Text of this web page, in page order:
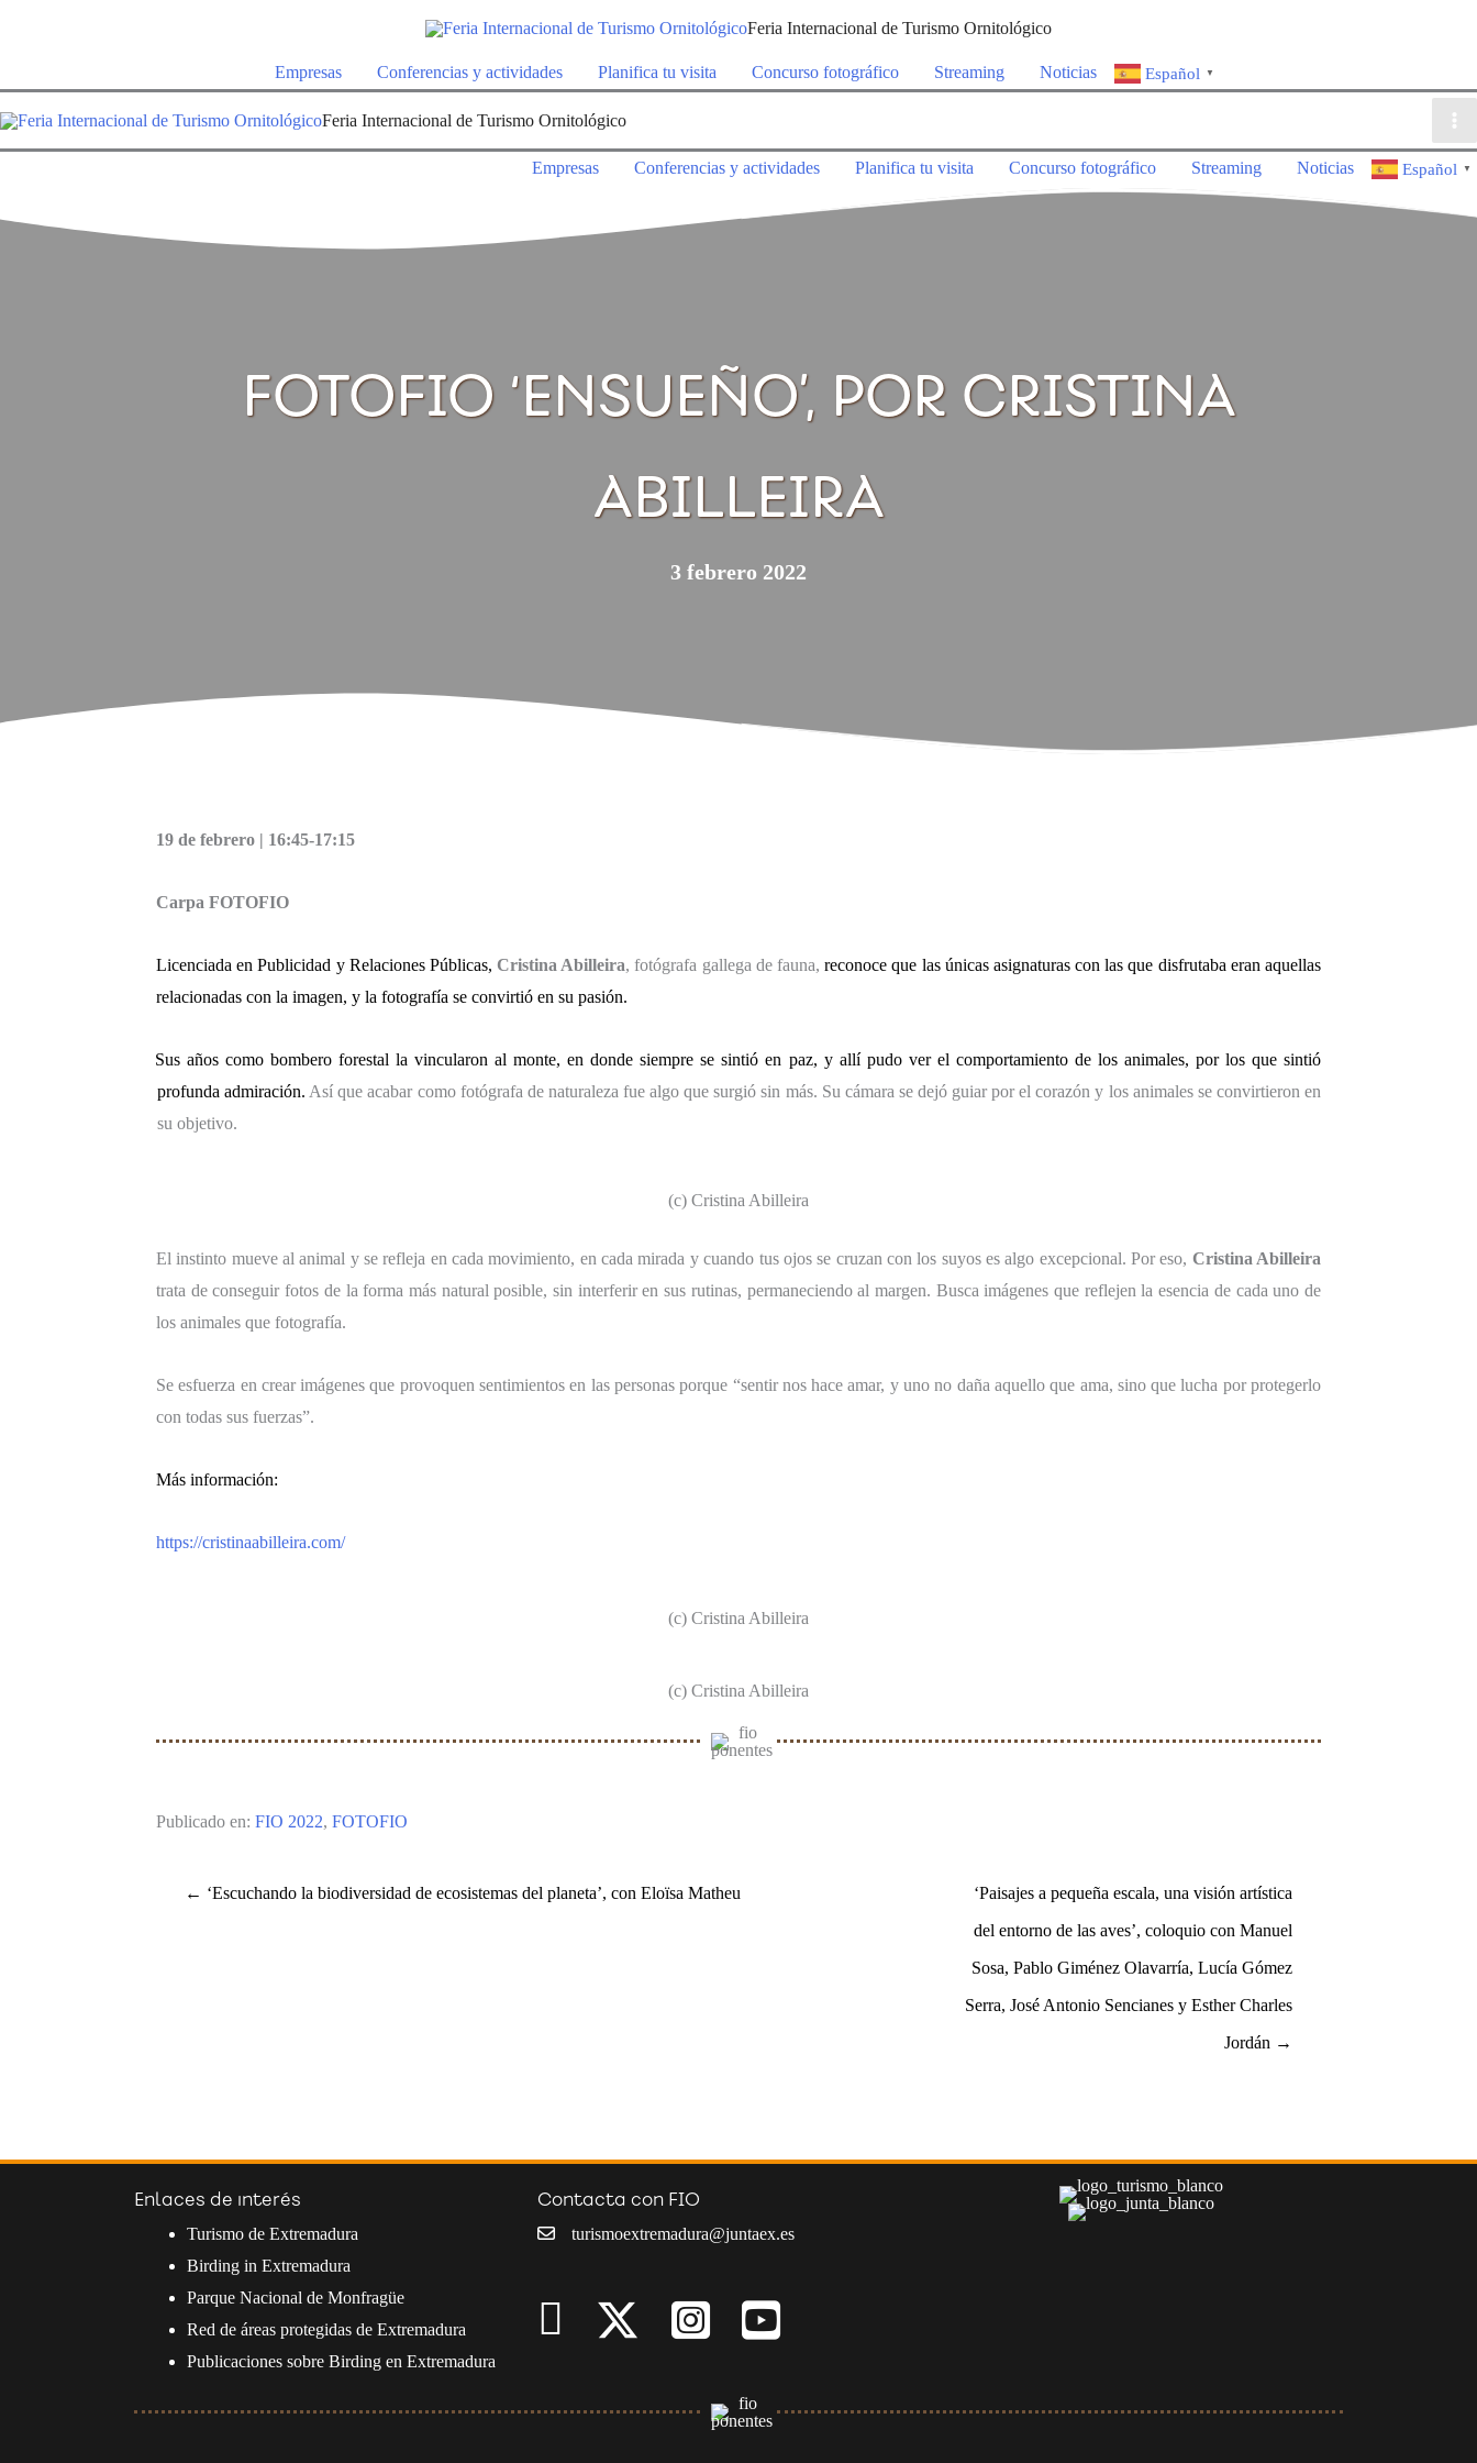
Feria Internacional de Turismo Ornitológico
Empresas Conferencias y actividades Planifica tu visita Concurso fotográfico Streaming Noticias Español ▼
Feria Internacional de Turismo Ornitológico
Empresas Conferencias y actividades Planifica tu visita Concurso fotográfico Streaming Noticias Español ▼
FOTOFIO ‘ENSUEÑO’, POR CRISTINA
ABILLEIRA
3 febrero 2022
19 de febrero | 16:45-17:15
Carpa FOTOFIO
Licenciada en Publicidad y Relaciones Públicas,Cristina Abilleira, fotógrafa gallega de fauna,reconoce que las únicas asignaturas con las que disfrutaba eran aquellas
relacionadas con la imagen, y la fotografía se convirtió en su pasión.
Sus años como bombero forestal la vincularon al monte, en donde siempre se sintió en paz, y allí pudo ver el comportamiento de los animales, por los que sintió
profunda admiración. Así que acabar como fotógrafa de naturaleza fue algo que surgió sin más. Su cámara se dejó guiar por el corazón y los animales se convirtieron en
su objetivo.
(c) Cristina Abilleira
El instinto mueve al animal y se refleja en cada movimiento, en cada mirada y cuando tus ojos se cruzan con los suyos es algo excepcional. Por eso, Cristina Abilleira
trata de conseguir fotos de la forma más natural posible, sin interferir en sus rutinas, permaneciendo al margen. Busca imágenes que reflejen la esencia de cada uno de
los animales que fotografía.
Se esfuerza en crear imágenes que provoquen sentimientos en las personas porque “sentir nos hace amar, y uno no daña aquello que ama, sino que lucha por protegerlo
con todas sus fuerzas”.
Más información:
https://cristinaabilleira.com/
(c) Cristina Abilleira
(c) Cristina Abilleira
Publicado en: FIO 2022, FOTOFIO
← ‘Escuchando la biodiversidad de ecosistemas del planeta’, con Eloïsa Matheu
‘Paisajes a pequeña escala, una visión artística
del entorno de las aves’, coloquio con Manuel
Sosa, Pablo Giménez Olavarría, Lucía Gómez
Serra, José Antonio Sencianes y Esther Charles
Jordán →
Enlaces de interés
Turismo de Extremadura
Birding in Extremadura
Parque Nacional de Monfragüe
Red de áreas protegidas de Extremadura
Publicaciones sobre Birding en Extremadura
Contacta con FIO
turismoextremadura@juntaex.es